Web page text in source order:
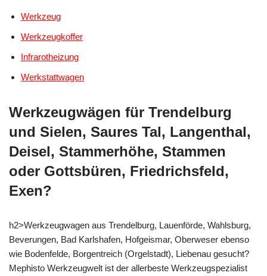
Werkzeug
Werkzeugkoffer
Infrarotheizung
Werkstattwagen
Werkzeugwägen für Trendelburg
und Sielen, Saures Tal, Langenthal,
Deisel, Stammerhöhe, Stammen
oder Gottsbüren, Friedrichsfeld,
Exen?
h2>Werkzeugwagen aus Trendelburg, Lauenförde, Wahlsburg,
Beverungen, Bad Karlshafen, Hofgeismar, Oberweser ebenso
wie Bodenfelde, Borgentreich (Orgelstadt), Liebenau gesucht?
Mephisto Werkzeugwelt ist der allerbeste Werkzeugspezialist